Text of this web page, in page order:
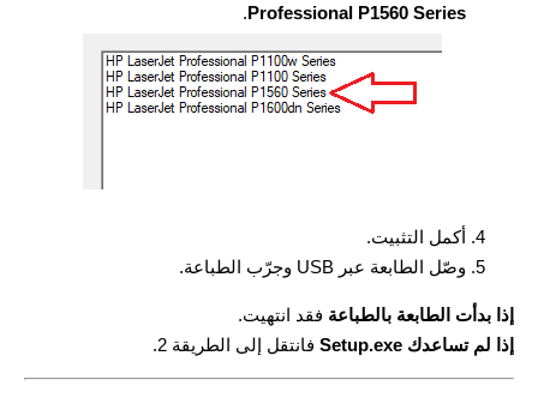
Professional P1560 Series
.
أكمل التثبيت.
وصّل الطابعة عبر USB وجرّب الطباعة.
إذا بدأت الطابعة بالطباعة فقد انتهيت.
إذا لم تساعدك Setup.exe
فانتقل إلى الطريقة 2.